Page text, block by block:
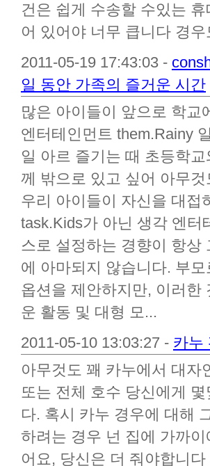
건은 쉽게 수송할 수있는
어 있어야 너무 큽니다 경우
2011-05-19 17:43:03 -
일 동안 가족의 즐거운 시간
많은 아이들이 앞으로 학교
엔터테인먼트 them.Rainy
일 아르 즐기는 때 초등학
께 밖으로 있고 싶어 아무
우리 아이들이 자신을 대접
task.Kids가 아닌 생각 엔터
스로 설정하는 경향이 항상
에 아마되지 않습니다. 부
옵션을 제안하지만, 이러한
운 활동 및 대형 모...
2011-05-10 13:03:27 - 카누
아무것도 꽤 카누에서 대자
또는 전체 호수 당신에게
다. 혹시 카누 경우에 대해
하려는 경우 넌 집에 가까
어요, 당신은 더 줘야합니